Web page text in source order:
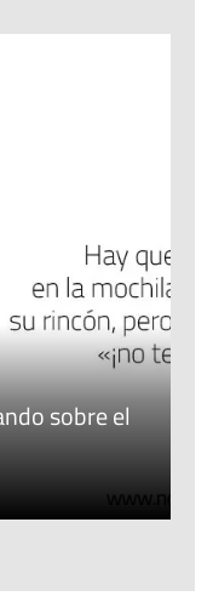
sobre el